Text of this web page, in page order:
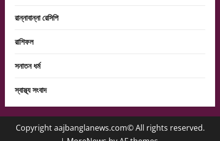
রান্নাবান্না রেসিপি
রাশিফল
সনাতন ধর্ম
স্বাস্থ্য সংবাদ
Copyright aajbanglanews.com© All rights reserved.